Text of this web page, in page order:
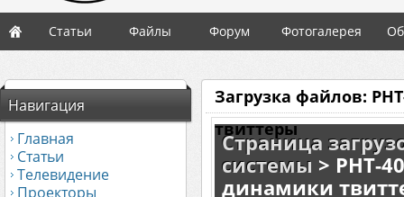
Статьи Файлы Форум Фотогалерея
Навигация
Главная
Статьи
Телевидение
Проекторы
Загрузка файлов:
твиттеры
Страница
системы > PHT-
динамики